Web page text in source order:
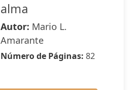
alma
Autor: Mario L.
Amarante
Número de Páginas: 82